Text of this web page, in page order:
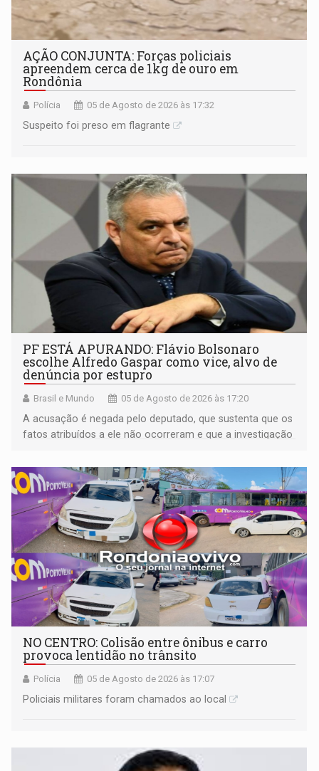
AÇÃO CONJUNTA: Forças policiais
apreendem cerca de 1kg de ouro em
Rondônia
Polícia 05 de Agosto de 2026 às 17:32
Suspeito foi preso em flagrante
PF ESTÁ APURANDO: Flávio Bolsonaro
escolhe Alfredo Gaspar como vice, alvo de
denúncia por estupro
Brasil e Mundo 05 de Agosto de 2026 às 17:20
A acusação é negada pelo deputado, que sustenta que os
fatos atribuídos a ele não ocorreram e que a investigação
NO CENTRO: Colisão entre ônibus e carro
provoca lentidão no trânsito
Polícia 05 de Agosto de 2026 às 17:07
Policiais militares foram chamados ao local